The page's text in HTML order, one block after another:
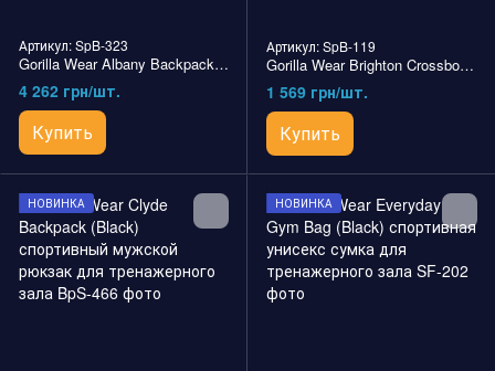
Артикул: SpB-323
Gorilla Wear Albany Backpack (BLACK) спортивный рюкзак для тренажерного зала
4 262 грн/шт.
Купить
Артикул: SpB-119
Gorilla Wear Brighton Crossbody Bag (Black) мужская спортивная сумка для тренажерного зала
1 569 грн/шт.
Купить
НОВИНКА НОВИНКА